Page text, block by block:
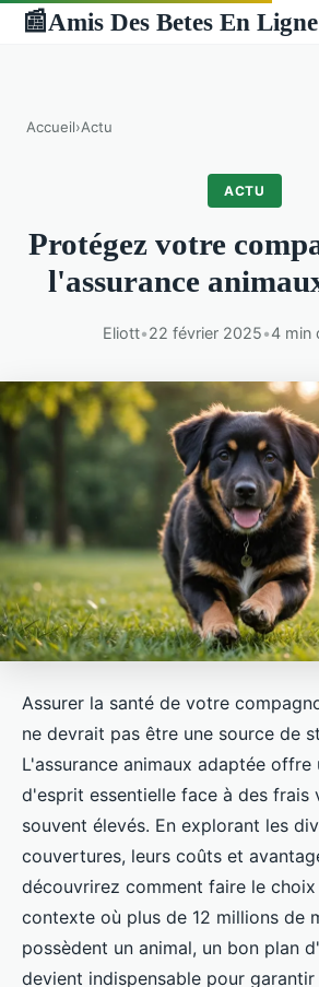
📰Amis Des Betes En Ligne
Accueil›Actu
ACTU
Protégez votre
l'assurance
Eliott•22 février 2025•4 min
Assurer la santé de votre
ne devrait pas être une source de
L'assurance animaux adaptée
d'esprit essentielle face à des frais
souvent élevés. En explorant les
couvertures, leurs coûts et
découvrirez comment faire le
contexte où plus de 12 millions de
possèdent un animal, un bon plan
devient indispensable pour